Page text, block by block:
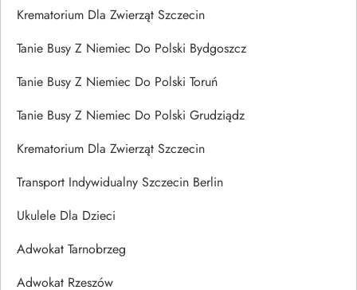
Krematorium Dla Zwierząt Szczecin
Tanie Busy Z Niemiec Do Polski Bydgoszcz
Tanie Busy Z Niemiec Do Polski Toruń
Tanie Busy Z Niemiec Do Polski Grudziądz
Krematorium Dla Zwierząt Szczecin
Transport Indywidualny Szczecin Berlin
Ukulele Dla Dzieci
Adwokat Tarnobrzeg
Adwokat Rzeszów